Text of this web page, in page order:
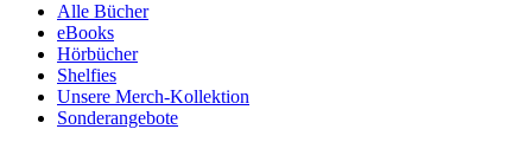
Alle Bücher
eBooks
Hörbücher
Shelfies
Unsere Merch-Kollektion
Sonderangebote